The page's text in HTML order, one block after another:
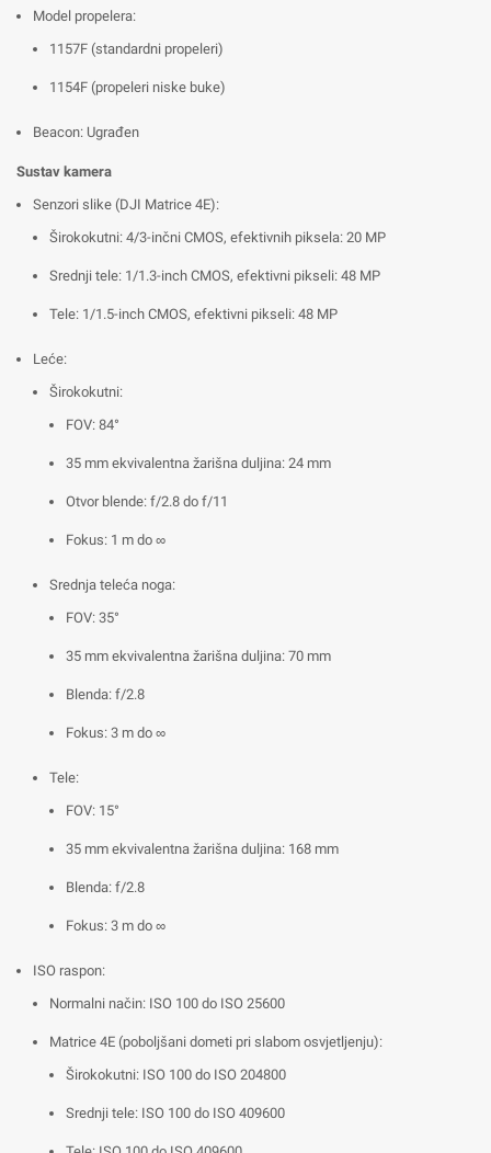
Model propelera:
1157F (standardni propeleri)
1154F (propeleri niske buke)
Beacon: Ugrađen
Sustav kamera
Senzori slike (DJI Matrice 4E):
Širokokutni: 4/3-inčni CMOS, efektivnih piksela: 20 MP
Srednji tele: 1/1.3-inch CMOS, efektivni pikseli: 48 MP
Tele: 1/1.5-inch CMOS, efektivni pikseli: 48 MP
Leće:
Širokokutni:
FOV: 84°
35 mm ekvivalentna žarišna duljina: 24 mm
Otvor blende: f/2.8 do f/11
Fokus: 1 m do ∞
Srednja teleća noga:
FOV: 35°
35 mm ekvivalentna žarišna duljina: 70 mm
Blenda: f/2.8
Fokus: 3 m do ∞
Tele:
FOV: 15°
35 mm ekvivalentna žarišna duljina: 168 mm
Blenda: f/2.8
Fokus: 3 m do ∞
ISO raspon:
Normalni način: ISO 100 do ISO 25600
Matrice 4E (poboljšani dometi pri slabom osvjetljenju):
Širokokutni: ISO 100 do ISO 204800
Srednji tele: ISO 100 do ISO 409600